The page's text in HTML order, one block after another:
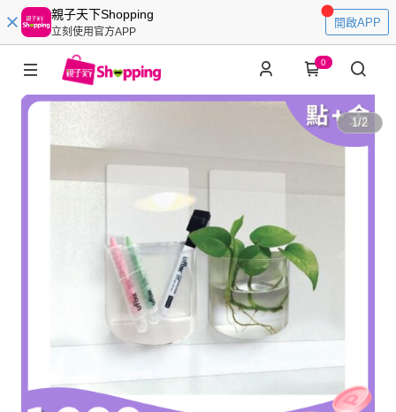
親子天下Shopping
立刻使用官方APP
開啟APP
0
1/2